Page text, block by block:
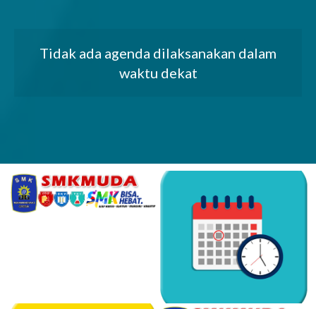
Tidak ada agenda dilaksanakan dalam
waktu dekat